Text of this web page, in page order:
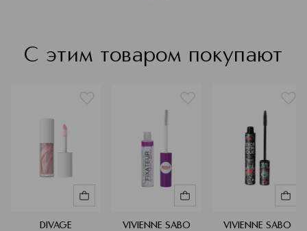
С этим товаром покупают
DIVAGE VIVIENNE SABO VIVIENNE SABO